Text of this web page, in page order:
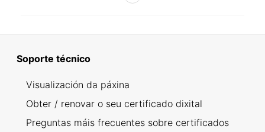
Soporte técnico
Visualización da páxina
Obter / renovar o seu certificado dixital
Preguntas máis frecuentes sobre certificados